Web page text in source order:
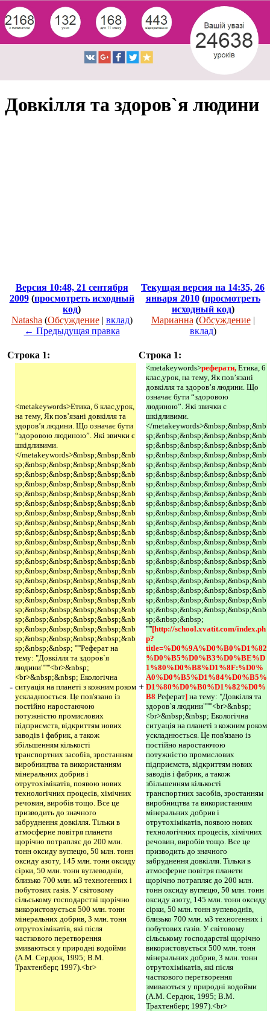
Довкілля та здоров`я людини
Версия 10:48, 21 сентября
2009(просмотреть исходный
код)
Natasha (Обсуждение| вклад)
← Предыдущая правка
Текущая версия на 14:35, 26
января 2010(просмотреть
исходный код)
Марианна (Обсуждение|
вклад)
Строка 1: Строка 1:
-
<metakeywords>Етика, 6 клас,урок,
на тему, Як пов’язані довкілля та
здоров’я людини. Що означає бути
“здоровою людиною”. Які звички є
шкідливими.
</metakeywords>&nbsp;&nbsp;&nb
sp;&nbsp;&nbsp;&nbsp;&nbsp;&nb
sp;&nbsp;&nbsp;&nbsp;&nbsp;&nb
sp;&nbsp;&nbsp;&nbsp;&nbsp;&nb
sp;&nbsp;&nbsp;&nbsp;&nbsp;&nb
sp;&nbsp;&nbsp;&nbsp;&nbsp;&nb
sp;&nbsp;&nbsp;&nbsp;&nbsp;&nb
sp;&nbsp;&nbsp;&nbsp;&nbsp;&nb
sp;&nbsp;&nbsp;&nbsp;&nbsp;&nb
sp;&nbsp;&nbsp;&nbsp;&nbsp;&nb
sp;&nbsp;&nbsp;&nbsp;&nbsp;&nb
sp;&nbsp;&nbsp;&nbsp;&nbsp;&nb
sp;&nbsp;&nbsp;&nbsp;&nbsp;&nb
sp;&nbsp;&nbsp;&nbsp;&nbsp;&nb
sp;&nbsp;&nbsp;&nbsp;&nbsp;&nb
sp;&nbsp;&nbsp;&nbsp;&nbsp;&nb
sp;&nbsp;&nbsp;&nbsp;&nbsp;&nb
sp;&nbsp;&nbsp;&nbsp;&nbsp;&nb
sp;&nbsp;&nbsp;&nbsp;&nbsp;&nb
sp;&nbsp;&nbsp;&nbsp;&nbsp;&nb
sp;&nbsp;&nbsp; '''''Реферат на
тему: "Довкілля та здоров`я
людини"'''''<br>&nbsp;
<br>&nbsp;&nbsp; Екологічна
ситуація на планеті з кожним роком
ускладнюється. Це пов'язано із
постійно наростаючою
потужністю промислових
підприємств, відкриттям нових
заводів і фабрик, а також
збільшенням кількості
транспортних засобів, зростанням
виробництва та використанням
мінеральних добрив і
отрутохімікатів, появою нових
технологічних процесів, хімічних
речовин, виробів тощо. Все це
призводить до значного
забруднення довкілля. Тільки в
атмосферне повітря планети
щорічно потрапляє до 200 млн.
тонн оксиду вуглецю, 50 млн. тонн
оксиду азоту, 145 млн. тонн оксиду
сірки, 50 млн. тонн вуглеводнів,
близько 700 млн. м3 техногенних і
побутових газів. У світовому
сільському господарстві щорічно
використовується 500 млн. тонн
мінеральних добрив, 3 млн. тонн
отрутохімікатів, які після
часткового перетворення
змиваються у природні водойми
(А.М. Сердюк, 1995; В.М.
Трахтенберг, 1997).<br>
+
<metakeywords>реферати, Етика, 6
клас,урок, на тему, Як пов’язані
довкілля та здоров’я людини. Що
означає бути “здоровою
людиною”. Які звички є
шкідливими.
</metakeywords>&nbsp;&nbsp;&nb
sp;&nbsp;&nbsp;&nbsp;&nbsp;&nb
sp;&nbsp;&nbsp;&nbsp;&nbsp;&nb
sp;&nbsp;&nbsp;&nbsp;&nbsp;&nb
sp;&nbsp;&nbsp;&nbsp;&nbsp;&nb
sp;&nbsp;&nbsp;&nbsp;&nbsp;&nb
sp;&nbsp;&nbsp;&nbsp;&nbsp;&nb
sp;&nbsp;&nbsp;&nbsp;&nbsp;&nb
sp;&nbsp;&nbsp;&nbsp;&nbsp;&nb
sp;&nbsp;&nbsp;&nbsp;&nbsp;&nb
sp;&nbsp;&nbsp;&nbsp;&nbsp;&nb
sp;&nbsp;&nbsp;&nbsp;&nbsp;&nb
sp;&nbsp;&nbsp;&nbsp;&nbsp;&nb
sp;&nbsp;&nbsp;&nbsp;&nbsp;&nb
sp;&nbsp;&nbsp;&nbsp;&nbsp;&nb
sp;&nbsp;&nbsp;&nbsp;&nbsp;&nb
sp;&nbsp;&nbsp;&nbsp;&nbsp;&nb
sp;&nbsp;&nbsp;&nbsp;&nbsp;&nb
sp;&nbsp;&nbsp;&nbsp;&nbsp;&nb
sp;&nbsp;&nbsp;&nbsp;&nbsp;&nb
sp;&nbsp;&nbsp;
'''''[http://school.xvatit.com/index.ph
p?
title=%D0%9A%D0%B0%D1%82
%D0%B5%D0%B3%D0%BE%D
1%80%D0%B8%D1%8F:%D0%
A0%D0%B5%D1%84%D0%B5%
D1%80%D0%B0%D1%82%D0%
B8 Реферат] на тему: "Довкілля та
здоров`я людини"'''''<br>&nbsp;
<br>&nbsp;&nbsp; Екологічна
ситуація на планеті з кожним роком
ускладнюється. Це пов'язано із
постійно наростаючою
потужністю промислових
підприємств, відкриттям нових
заводів і фабрик, а також
збільшенням кількості
транспортних засобів, зростанням
виробництва та використанням
мінеральних добрив і
отрутохімікатів, появою нових
технологічних процесів, хімічних
речовин, виробів тощо. Все це
призводить до значного
забруднення довкілля. Тільки в
атмосферне повітря планети
щорічно потрапляє до 200 млн.
тонн оксиду вуглецю, 50 млн. тонн
оксиду азоту, 145 млн. тонн оксиду
сірки, 50 млн. тонн вуглеводнів,
близько 700 млн. м3 техногенних і
побутових газів. У світовому
сільському господарстві щорічно
використовується 500 млн. тонн
мінеральних добрив, 3 млн. тонн
отрутохімікатів, які після
часткового перетворення
змиваються у природні водойми
(А.М. Сердюк, 1995; В.М.
Трахтенберг, 1997).<br>